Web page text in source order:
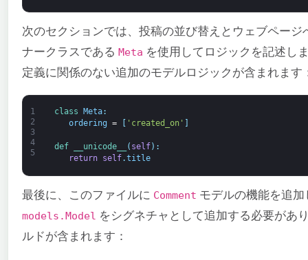
次のセクションでは、投稿の並び替えとウェブペー
ナークラスである Meta を使用してロジックを記述し
定義に関係のない追加のモデルロジックが含まれます
1
2
3
4
5
class Meta:
ordering = 'created_on'
def __unicode__ ( self) :
return
self.title
最後に、このファイルに Comment モデルの機能を追
models.Model をシグネチャとして追加する必要があ
ルドが含まれます：